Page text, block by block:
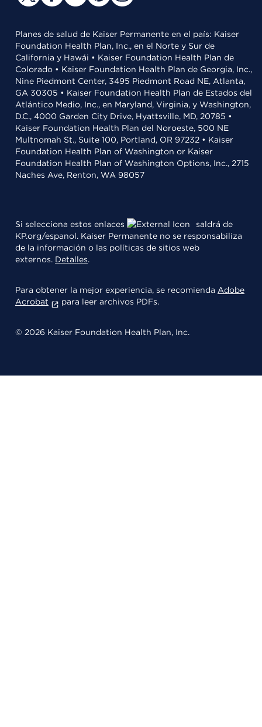
Planes de salud de Kaiser Permanente en el país: Kaiser
Foundation Health Plan, Inc., en el Norte y Sur de
California y Hawái • Kaiser Foundation Health Plan de
Colorado • Kaiser Foundation Health Plan de Georgia, Inc.,
Nine Piedmont Center, 3495 Piedmont Road NE, Atlanta,
GA 30305 • Kaiser Foundation Health Plan de Estados del
Atlántico Medio, Inc., en Maryland, Virginia, y Washington,
D.C., 4000 Garden City Drive, Hyattsville, MD, 20785 •
Kaiser Foundation Health Plan del Noroeste, 500 NE
Multnomah St., Suite 100, Portland, OR 97232 • Kaiser
Foundation Health Plan of Washington or Kaiser
Foundation Health Plan of Washington Options, Inc., 2715
Naches Ave, Renton, WA 98057
Si selecciona estos enlaces
saldrá de
KP.org/espanol. Kaiser Permanente no se responsabiliza
de la información o las políticas de sitios web
externos. Detalles.
Para obtener la mejor experiencia, se recomienda Adobe
Acrobat
para leer archivos PDFs.
© 2026 Kaiser Foundation Health Plan, Inc.